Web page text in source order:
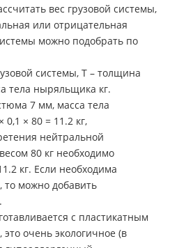
вес грузовой системы,
или отрицательная
можно подобрать по
системы, Т – толщина
тела ныряльщика кг.
7 мм, масса тела
× 80 = 11.2 кг,
нейтральной
80 кг необходимо
кг. Если необходима
то можно добавить
с пластикатным
очень экологичное (в